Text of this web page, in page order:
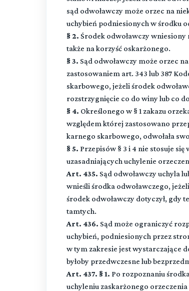
sąd odwoławczy może orzec na
uchybień podniesionych w środku
§ 2. Środek odwoławczy
także na korzyść oskarżonego.
§ 3. Sąd odwoławczy może orzec
zastosowaniem art. 343 lub 387
skarbowego, jeżeli środek
rozstrzygnięcie co do winy lub co
§ 4. Określonego w § 1 zakazu
względem której zastosowano
karnego skarbowego, odwołała
§ 5. Przepisów § 3 i 4 nie stosuje
uzasadniających uchylenie
Art. 435. Sąd odwoławczy uchyla
wnieśli środka odwoławczego,
środek odwoławczy dotyczył, gdy
tamtych.
Art. 436. Sąd może ograniczyć
uchybień, podniesionych przez
w tym zakresie jest wystarczające
byłoby przedwczesne lub
Art. 437. § 1. Po rozpoznaniu
uchyleniu zaskarżonego